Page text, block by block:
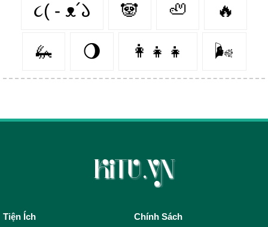
૮( - ᴥ՛𑁬 🐼 🦥 🔥
🦗 🌖 👩‍👧‍👧 🌬️
Tiện Ích Chính Sách